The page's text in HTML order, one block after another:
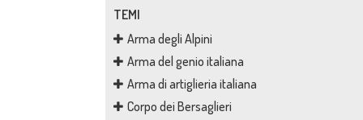
TEMI
Arma degli Alpini
Arma del genio italiana
Arma di artiglieria italiana
Corpo dei Bersaglieri